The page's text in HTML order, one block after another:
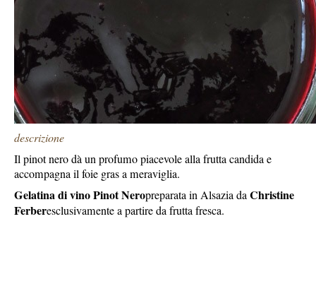
descrizione
Il pinot nero dà un profumo piacevole alla frutta candida e
accompagna il foie gras a meraviglia.
Gelatina di vino Pinot Neropreparata in Alsazia daChristine
Ferberesclusivamente a partire da frutta fresca.